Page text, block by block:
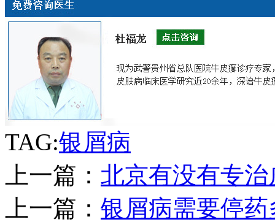
TAG:银屑病
上一篇： 北京有没有专
上一篇： 银屑病需要停